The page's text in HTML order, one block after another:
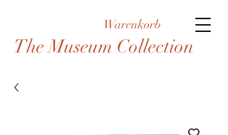
Warenkorb
The Museum Collection